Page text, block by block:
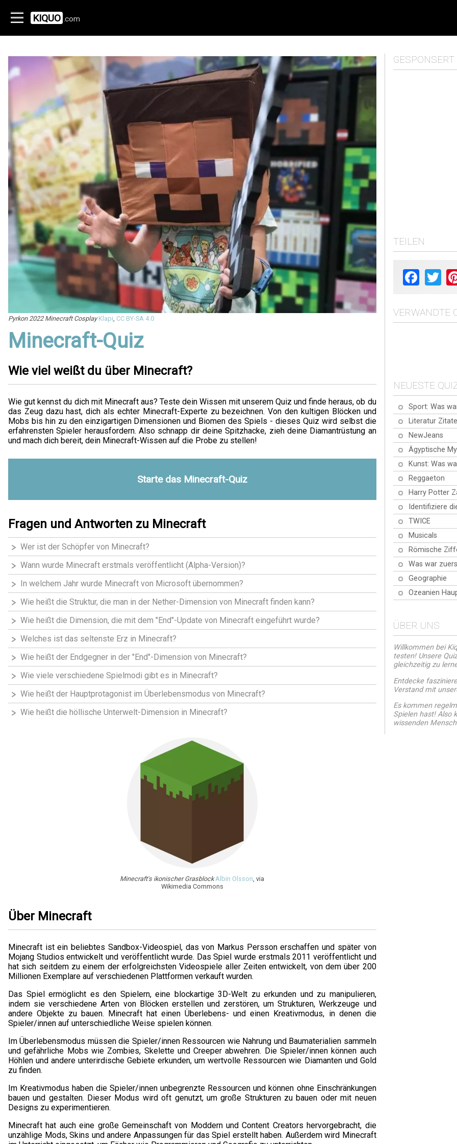
KIQUO .com
Pyrkon 2022 Minecraft Cosplay Klapi, CC BY-SA 4.0
Minecraft-Quiz
Wie viel weißt du über Minecraft?
Wie gut kennst du dich mit Minecraft aus? Teste dein Wissen mit unserem Quiz und finde heraus, ob du
das Zeug dazu hast, dich als echter Minecraft-Experte zu bezeichnen. Von den kultigen Blöcken und
Mobs bis hin zu den einzigartigen Dimensionen und Biomen des Spiels - dieses Quiz wird selbst die
erfahrensten Spieler herausfordern. Also schnapp dir deine Spitzhacke, zieh deine Diamantrüstung an
und mach dich bereit, dein Minecraft-Wissen auf die Probe zu stellen!
Starte das Minecraft-Quiz
Fragen und Antworten zu Minecraft
Wer ist der Schöpfer von Minecraft?
Wann wurde Minecraft erstmals veröffentlicht (Alpha-Version)?
In welchem Jahr wurde Minecraft von Microsoft übernommen?
Wie heißt die Struktur, die man in der Nether-Dimension von Minecraft finden kann?
Wie heißt die Dimension, die mit dem "End"-Update von Minecraft eingeführt wurde?
Welches ist das seltenste Erz in Minecraft?
Wie heißt der Endgegner in der "End"-Dimension von Minecraft?
Wie viele verschiedene Spielmodi gibt es in Minecraft?
Wie heißt der Hauptprotagonist im Überlebensmodus von Minecraft?
Wie heißt die höllische Unterwelt-Dimension in Minecraft?
Minecraft's ikonischer Grasblock Albin Olsson, via
Wikimedia Commons
Über Minecraft
Minecraft ist ein beliebtes Sandbox-Videospiel, das von Markus Persson erschaffen und später von
Mojang Studios entwickelt und veröffentlicht wurde. Das Spiel wurde erstmals 2011 veröffentlicht und
hat sich seitdem zu einem der erfolgreichsten Videospiele aller Zeiten entwickelt, von dem über 200
Millionen Exemplare auf verschiedenen Plattformen verkauft wurden.
Das Spiel ermöglicht es den Spielern, eine blockartige 3D-Welt zu erkunden und zu manipulieren,
indem sie verschiedene Arten von Blöcken erstellen und zerstören, um Strukturen, Werkzeuge und
andere Objekte zu bauen. Minecraft hat einen Überlebens- und einen Kreativmodus, in denen die
Spieler/innen auf unterschiedliche Weise spielen können.
Im Überlebensmodus müssen die Spieler/innen Ressourcen wie Nahrung und Baumaterialien sammeln
und gefährliche Mobs wie Zombies, Skelette und Creeper abwehren. Die Spieler/innen können auch
Höhlen und andere unterirdische Gebiete erkunden, um wertvolle Ressourcen wie Diamanten und Gold
zu finden.
Im Kreativmodus haben die Spieler/innen unbegrenzte Ressourcen und können ohne Einschränkungen
bauen und gestalten. Dieser Modus wird oft genutzt, um große Strukturen zu bauen oder mit neuen
Designs zu experimentieren.
Minecraft hat auch eine große Gemeinschaft von Moddern und Content Creators hervorgebracht, die
unzählige Mods, Skins und andere Anpassungen für das Spiel erstellt haben. Außerdem wird Minecraft
GESPONSERT
TEILEN
Facebook
VERWANDTE
NEUESTE
Sport: Was
Literatur Zitate
NewJeans
Ägyptische
Kunst: Was
Reggaeton
Harry Potter
Identifiziere
TWICE
Musicals
Römische
Was war
Geographie
Ozeanien
ÜBER UNS
Willkommen bei
testen! Unsere
gleichzeitig zu
Entdecke
Verstand mit
Es kommen
Spielen hast! Also
wissenden